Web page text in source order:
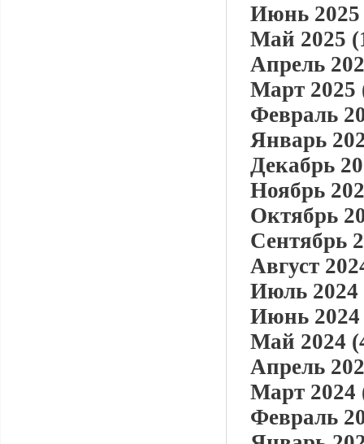
Июнь 2025
Май 2025
Апрель
Март 2025
Февраль
Январь
Декабрь
Ноябрь
Октябрь
Сентябрь
Август
Июль 2024
Июнь 2024
Май 2024
Апрель
Март 2024
Февраль